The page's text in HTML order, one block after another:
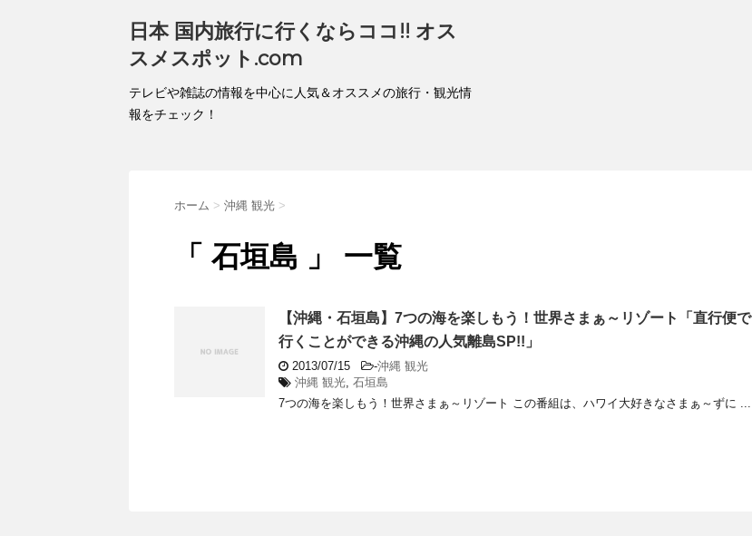
日本 国内旅行に行くならココ!! オス
スメスポット.com
テレビや雑誌の情報を中心に人気＆オススメの旅行・観光情
報をチェック！
ホーム > 沖縄 観光 >
「 石垣島 」 一覧
【沖縄・石垣島】7つの海を楽しもう！世界さまぁ～リゾート「直行便で
行くことができる沖縄の人気離島SP!!」
2013/07/15 -沖縄 観光
沖縄 観光 石垣島
7つの海を楽しもう！世界さまぁ～リゾート この番組は、ハワイ大好きなさまぁ～ずに ...